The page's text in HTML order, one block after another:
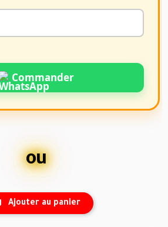
Commander
ou
Ajouter au panier